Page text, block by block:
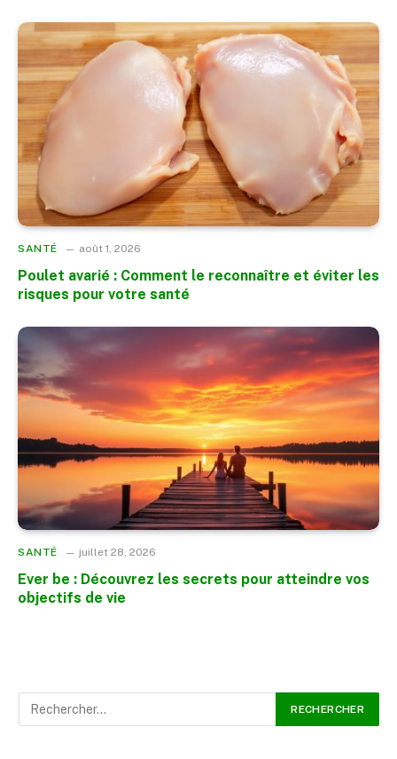
SANTÉ août 1, 2026
Poulet avarié : Comment le reconnaître et éviter les
risques pour votre santé
SANTÉ juillet 28, 2026
Ever be : Découvrez les secrets pour atteindre vos
objectifs de vie